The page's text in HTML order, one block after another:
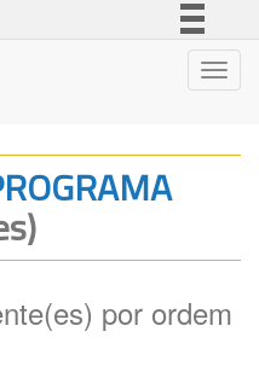
Legislação
por ordem